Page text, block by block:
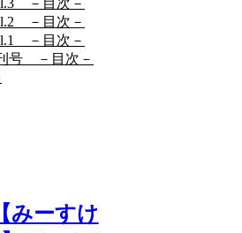
－目次－
－目次－
－目次－
号 －目次－
みーすけ